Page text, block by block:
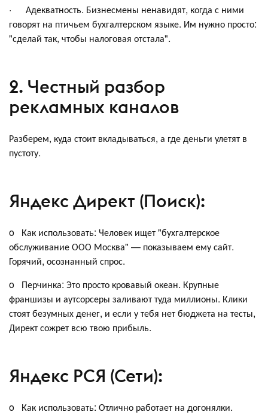
· Адекватность. Бизнесмены ненавидят, когда с ними
говорят на птичьем бухгалтерском языке. Им нужно просто:
"сделай так, чтобы налоговая отстала".
2. Честный разбор
рекламных каналов
Разберем, куда стоит вкладываться, а где деньги улетят в
пустоту.
Яндекс Директ (Поиск):
o Как использовать: Человек ищет "бухгалтерское
обслуживание ООО Москва" — показываем ему сайт.
Горячий, осознанный спрос.
o Перчинка: Это просто кровавый океан. Крупные
франшизы и аутсорсеры заливают туда миллионы. Клики
стоят безумных денег, и если у тебя нет бюджета на тесты,
Директ сожрет всю твою прибыль.
Яндекс РСЯ (Сети):
o Как использовать: Отлично работает на догонялки.